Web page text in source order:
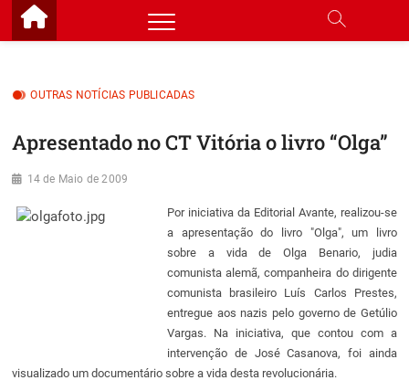
Skip
OUTRAS NOTÍCIAS PUBLICADAS
Apresentado no CT Vitória o livro “Olga”
14 de Maio de 2009
Por iniciativa da Editorial Avante, realizou-se
a apresentação do livro "Olga", um livro
sobre a vida de Olga Benario, judia
comunista alemã, companheira do dirigente
comunista brasileiro Luís Carlos Prestes,
entregue aos nazis pelo governo de Getúlio
Vargas. Na iniciativa, que contou com a
intervenção de José Casanova, foi ainda
visualizado um documentário sobre a vida desta revolucionária.